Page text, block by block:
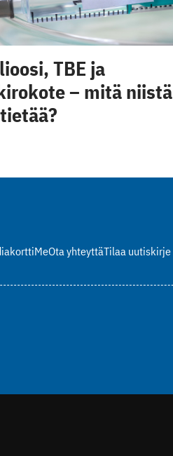
TBE ja
– mitä niistä
MeOta yhteyttäTilaa uutiskirje